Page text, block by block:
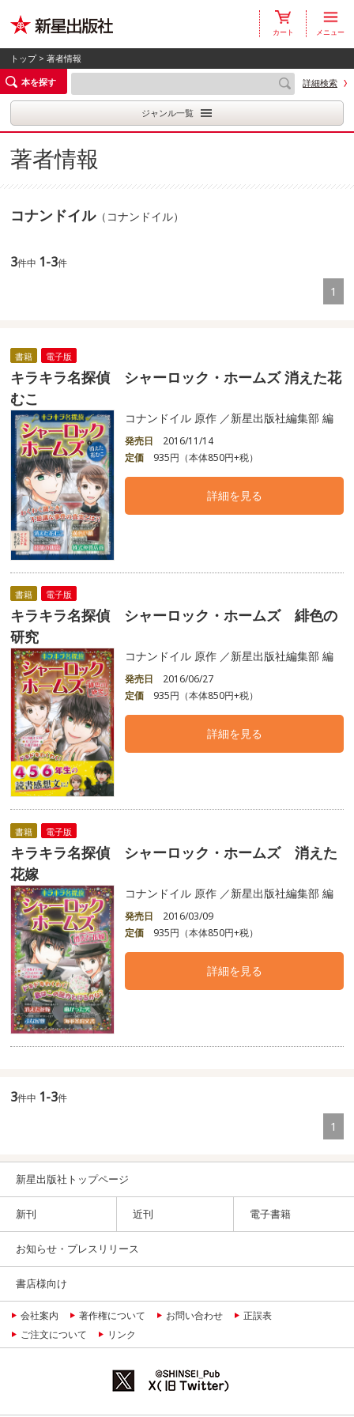
カート メニュー
トップ> 著者情報
本を探す
詳細検索
ジャンル一覧
著者情報
コナンドイル（コナンドイル）
3件中 1-3件
1
書籍 電子版
キラキラ名探偵 シャーロック・ホームズ 消えた花
むこ
コナンドイル 原作 ／新星出版社編集部 編
発売日
2016/11/14
定価
935円（本体850円+税）
詳細を見る
書籍 電子版
キラキラ名探偵 シャーロック・ホームズ 緋色の
研究
コナンドイル 原作 ／新星出版社編集部 編
発売日
2016/06/27
定価
935円（本体850円+税）
詳細を見る
書籍 電子版
キラキラ名探偵 シャーロック・ホームズ 消えた
花嫁
コナンドイル 原作 ／新星出版社編集部 編
発売日
2016/03/09
定価
935円（本体850円+税）
詳細を見る
3件中 1-3件
1
新星出版社トップページ
新刊 近刊 電子書籍
お知らせ・プレスリリース
書店様向け
会社案内 著作権について お問い合わせ
正誤表
ご注文について
リンク